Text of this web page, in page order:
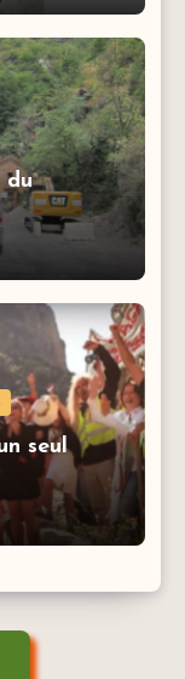
du
seul